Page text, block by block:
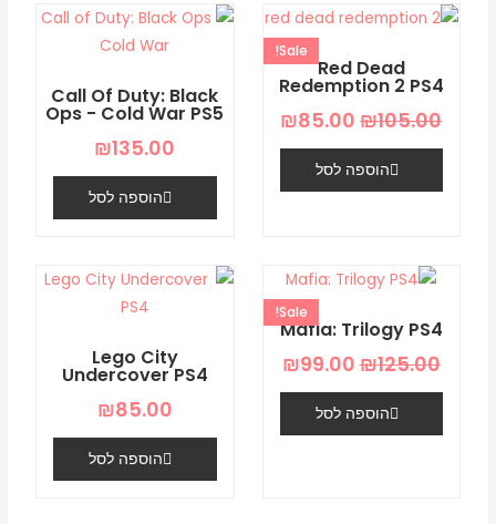
Generations
PS5
Red Dead
Redemption 2 PS4
Sale!
₪105.00
המחיר
המקורי
היה:
₪105.00.
₪85.00
המחיר
הנוכחי
הוא:
₪85.00.
הוספה לסל
Call Of Duty: Black
Ops - Cold War PS5
₪135.00
הוספה לסל
Mafia: Trilogy PS4
Sale!
₪125.00
המחיר
המקורי
היה:
₪99.00
המחיר
הנוכחי
הוא:
הוספה לסל
Lego City
Undercover PS4
₪85.00
הוספה לסל